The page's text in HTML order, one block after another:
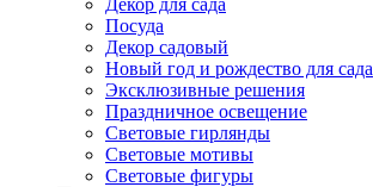
Декор для сада
Посуда
Декор садовый
Новый год и рождество для сада
Эксклюзивные решения
Праздничное освещение
Световые гирлянды
Световые мотивы
Световые фигуры